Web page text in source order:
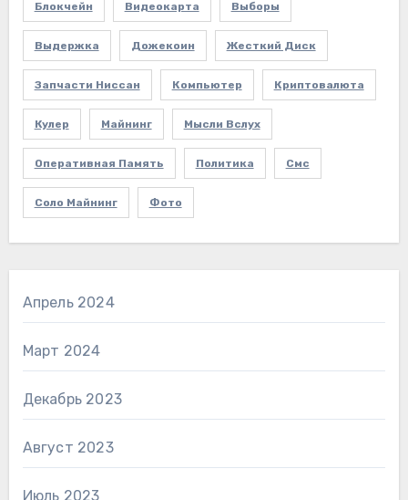
Блокчейн Видеокарта Выборы
Выдержка Дожекоин Жесткий Диск
Запчасти Ниссан Компьютер Криптовалюта
Кулер Майнинг Мысли Вслух
Оперативная Память Политика Смс
Соло Майнинг Фото
Апрель 2024
Март 2024
Декабрь 2023
Август 2023
Июль 2023